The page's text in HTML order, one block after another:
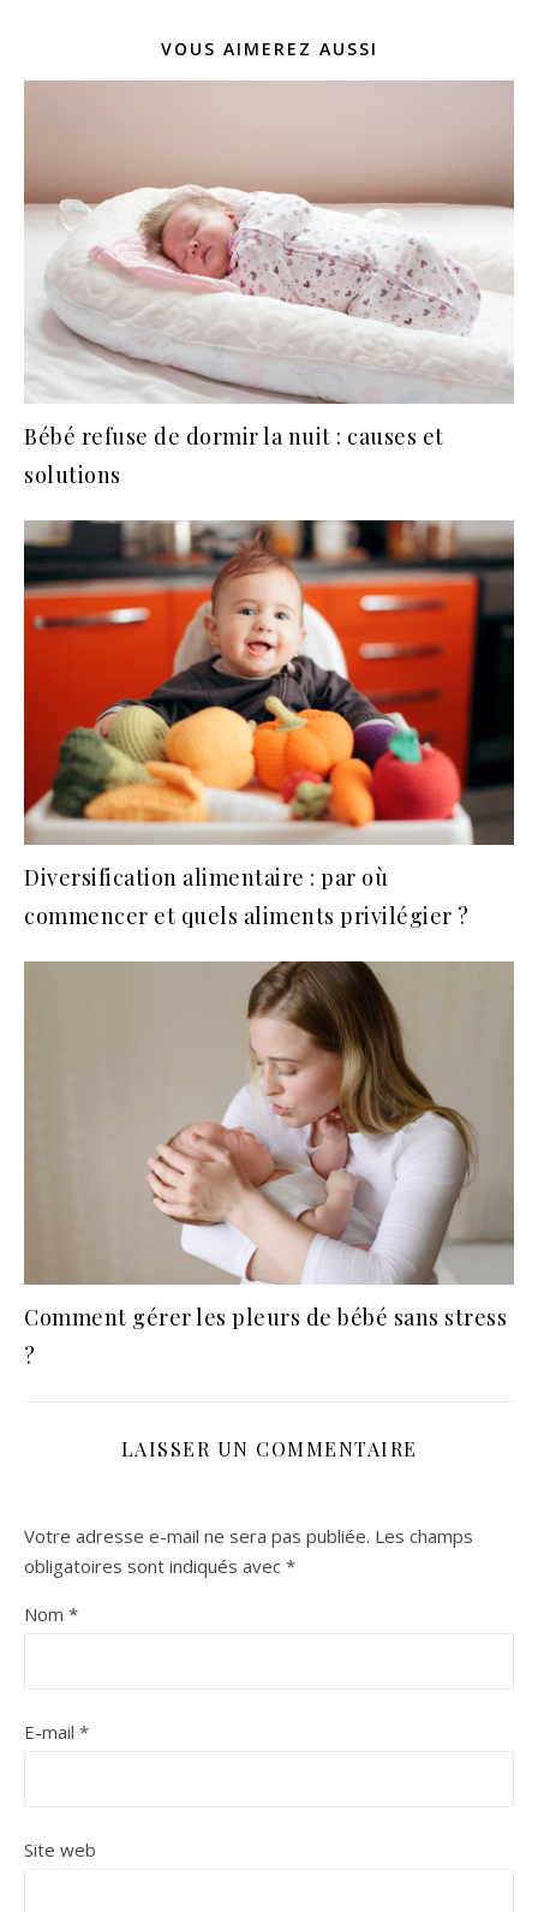
VOUS AIMEREZ AUSSI
Bébé refuse de dormir la nuit : causes et
solutions
Diversification alimentaire : par où
commencer et quels aliments privilégier ?
Comment gérer les pleurs de bébé sans stress
?
LAISSER UN COMMENTAIRE
Votre adresse e-mail ne sera pas publiée. Les champs
obligatoires sont indiqués avec *
Nom *
E-mail *
Site web